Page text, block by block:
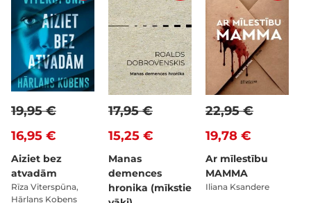
16,95 €
19,95 €
Aiziet bez
atvadām
Rīza Viterspūna,
Hārlans Kobens
15,25 €
17,95 €
Manas
demences
hronika (mīkstie
19,78 €
22,95 €
Ar mīlestību
MAMMA
Iliana Ksandere